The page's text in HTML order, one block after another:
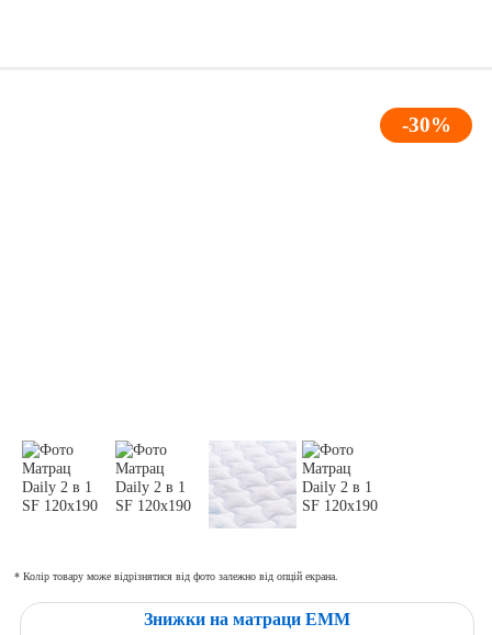
-30%
* Колір товару може відрізнятися від фото залежно від опцій екрана.
Знижки на матраци ЕММ